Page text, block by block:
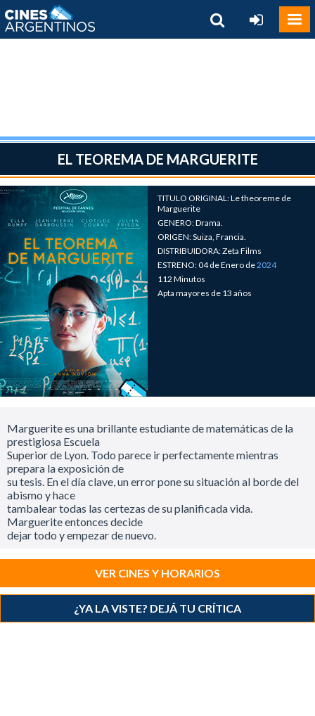
EL TEOREMA DE MARGUERITE
TITULO ORIGINAL: Le theoreme de
Marguerite
GENERO: Drama.
ORIGEN: Suiza, Francia.
DISTRIBUIDORA: Zeta Films
ESTRENO: 04 de Enero de2024
112 Minutos
Apta mayores de 13 años
Marguerite es una brillante estudiante de matemáticas de la
prestigiosa Escuela
Superior de Lyon. Todo parece ir perfectamente mientras
prepara la exposición de
su tesis. En el día clave, un error pone su situación al borde del
abismo y hace
tambalear todas las certezas de su planificada vida.
Marguerite entonces decide
dejar todo y empezar de nuevo.
VER CINES Y HORARIOS
¿YA LA VISTE? DEJÁ TU CRÍTICA